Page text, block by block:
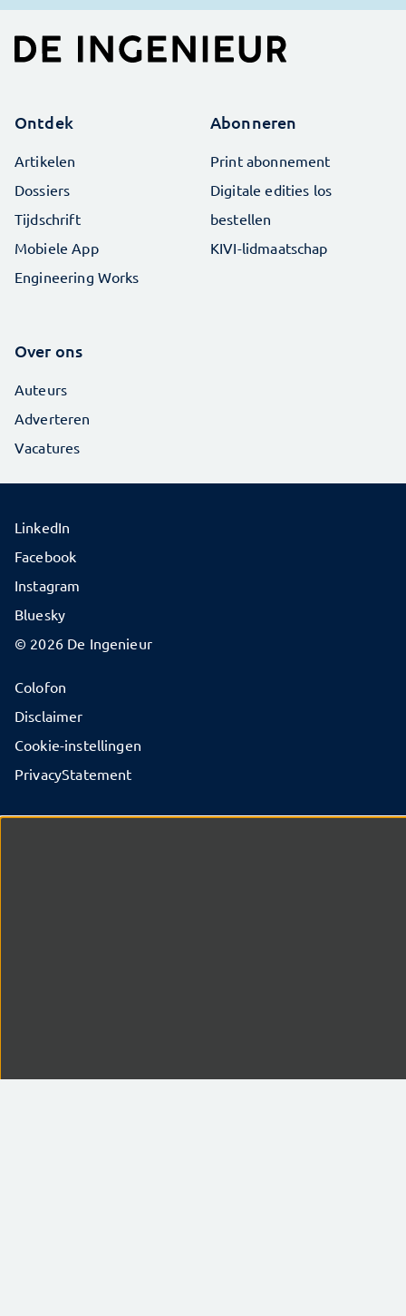
Ontdek
Artikelen
Dossiers
Tijdschrift
Mobiele App
Engineering Works
Abonneren
Print abonnement
Digitale edities los
bestellen
KIVI-lidmaatschap
Over ons
Auteurs
Adverteren
Vacatures
© 2026 De Ingenieur
Colofon
Disclaimer
Cookie-instellingen
PrivacyStatement
LinkedIn
Facebook
Instagram
Bluesky